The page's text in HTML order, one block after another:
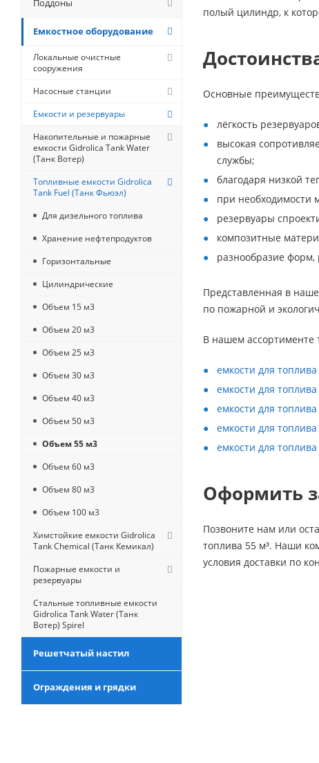
полый цилиндр, к
Основные
лёгкость
высокая
службы;
благодаря низкой
при необходимости
резервуары
композитные
разнообразие форм,
Представленная в
по пожарной и
В нашем ассортименте
емкости для
емкости для
емкости для
емкости для
емкости для
Оформить
Позвоните нам или
топлива 55 м³. Наши
условия доставки по
Поддоны
Емкостное оборудование
Локальные очистные
сооружения
Насосные станции
Емкости и резервуары
Накопительные и пожарные
емкости Gidrolica Tank Water
(Танк Вотер)
Топливные емкости Gidrolica
Tank Fuel (Танк Фьюэл)
Для дизельного топлива
Хранение нефтепродуктов
Горизонтальные
Цилиндрические
Объем 15 м3
Объем 20 м3
Объем 25 м3
Объем 30 м3
Объем 40 м3
Объем 50 м3
Объем 55 м3
Объем 60 м3
Объем 80 м3
Объем 100 м3
Химстойкие емкости Gidrolica
Tank Chemical (Танк Кемикал)
Пожарные емкости и
резервуары
Стальные топливные емкости
Gidrolica Tank Water (Танк
Вотер) Spirel
Решетчатый настил
Ограждения и грядки